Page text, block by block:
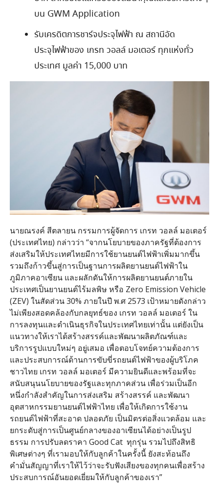
บน GWM Application
รับเครดิตการชาร์จประจุไฟฟ้า ณ สถานีอัด
ประจุไฟฟ้าของ เกรท วอลล์ มอเตอร์ ทุกแห่งทั่ว
ประเทศ มูลค่า 15,000 บาท
นายณรงค์ สีตลายน กรรมการผู้จัดการ เกรท วอลล์ มอเตอร์
(ประเทศไทย) กล่าวว่า “จากนโยบายของภาครัฐที่ต้องการ
ส่งเสริมให้ประเทศไทยมีการใช้ยานยนต์ไฟฟ้าเพิ่มมากขึ้น
รวมถึงก้าวขึ้นสู่การเป็นฐานการผลิตยานยนต์ไฟฟ้าใน
ภูมิภาคอาเซียน และผลักดันให้การผลิตยานยนต์ภายใน
ประเทศเป็นยานยนต์ไร้มลพิษ หรือ Zero Emission Vehicle
(ZEV) ในสัดส่วน 30% ภายในปี พ.ศ 2573 เป้าหมายดังกล่าว
ไม่เพียงสอดคล้องกับกลยุทธ์ของ เกรท วอลล์ มอเตอร์ ใน
การลงทุนและดำเนินธุรกิจในประเทศไทยเท่านั้น แต่ยังเป็น
แนวทางให้เราได้สร้างสรรค์และพัฒนาผลิตภัณฑ์และ
บริการรูปแบบใหม่ๆ อยู่เสมอ เพื่อตอบโจทย์ความต้องการ
และประสบการณ์ด้านการขับขี่รถยนต์ไฟฟ้าของผู้บริโภค
ชาวไทย เกรท วอลล์ มอเตอร์ มีความยินดีและพร้อมที่จะ
สนับสนุนนโยบายของรัฐและทุกภาคส่วน เพื่อร่วมเป็นอีก
หนึ่งกำลังสำคัญในการส่งเสริม สร้างสรรค์ และพัฒนา
อุตสาหกรรมยานยนต์ไฟฟ้าไทย เพื่อให้เกิดการใช้งาน
รถยนต์ไฟฟ้าที่สะอาด ปลอดภัย เป็นมิตรต่อสิ่งแวดล้อม และ
ยกระดับสู่การเป็นศูนย์กลางของอาเซียนได้อย่างเป็นรูป
ธรรม การปรับลดราคา Good Cat ทุกรุ่น รวมไปถึงสิทธิ
พิเศษต่างๆ ที่เรามอบให้กับลูกค้าในครั้งนี้ ยังสะท้อนถึง
คำมั่นสัญญาที่เราให้ไว้ว่าจะรับฟังเสียงของทุกคนเพื่อสร้าง
ประสบการณ์อันยอดเยี่ยมให้กับลูกค้าของเรา”